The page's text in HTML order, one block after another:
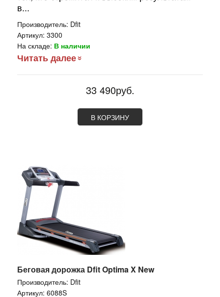
в...
Производитель: Dfit
Артикул: 3300
На складе: В наличии
Читать далее
33 490руб.
В КОРЗИНУ
Беговая дорожка Dfit Optima X New
Производитель: Dfit
Артикул: 6088S